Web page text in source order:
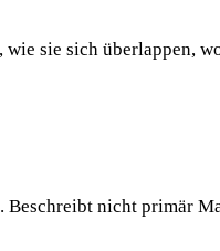
sie sich überlappen,
. Beschreibt nicht primär